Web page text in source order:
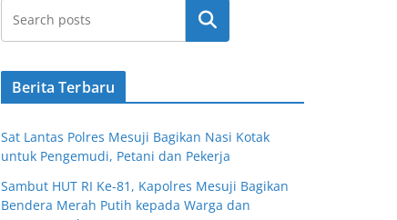
Cari
Berita Terbaru
Sat Lantas Polres Mesuji Bagikan Nasi Kotak
untuk Pengemudi, Petani dan Pekerja
Sambut HUT RI Ke-81, Kapolres Mesuji Bagikan
Bendera Merah Putih kepada Warga dan